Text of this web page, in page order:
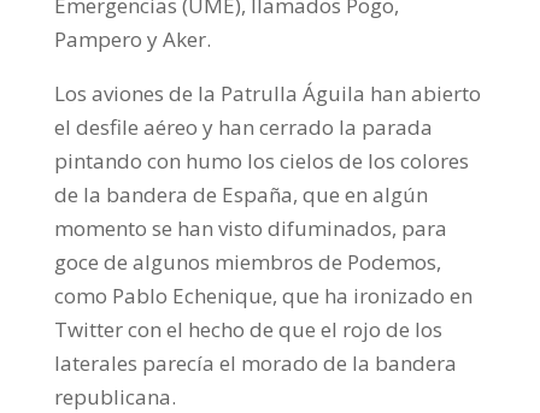
Emergencias (UME), llamados Pogo,
Pampero y Aker.
Los aviones de la Patrulla Águila han abierto
el desfile aéreo y han cerrado la parada
pintando con humo los cielos de los colores
de la bandera de España, que en algún
momento se han visto difuminados, para
goce de algunos miembros de Podemos,
como Pablo Echenique, que ha ironizado en
Twitter con el hecho de que el rojo de los
laterales parecía el morado de la bandera
republicana.